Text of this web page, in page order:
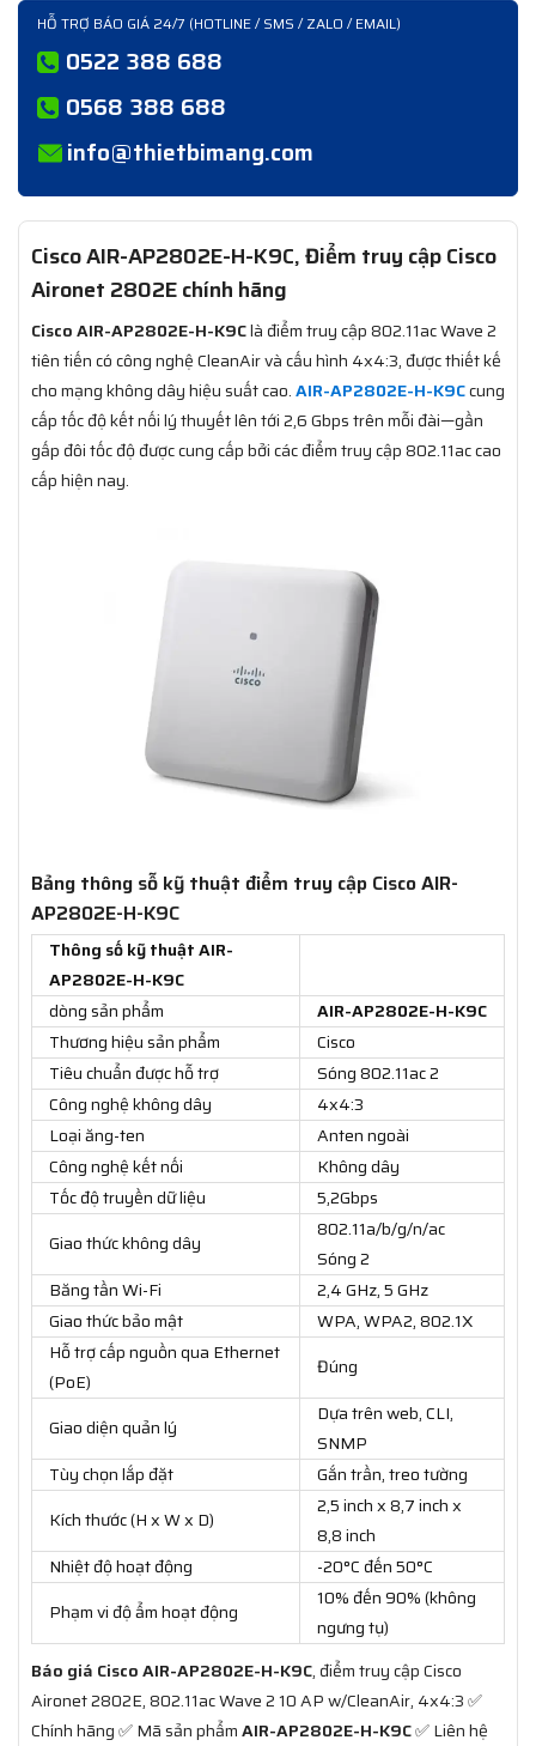
HỖ TRỢ BÁO GIÁ 24/7 (HOTLINE / SMS / ZALO / EMAIL)
0522 388 688
0568 388 688
info@thietbimang.com
Cisco AIR-AP2802E-H-K9C, Điểm truy cập Cisco
Aironet 2802E chính hãng
Cisco AIR-AP2802E-H-K9Clà điểm truy cập 802.11ac Wave 2
tiên tiến có công nghệ CleanAir và cấu hình 4x4:3, được thiết kế
cho mạng không dây hiệu suất cao.AIR-AP2802E-H-K9Ccung
cấp tốc độ kết nối lý thuyết lên tới 2,6 Gbps trên mỗi đài—gần
gấp đôi tốc độ được cung cấp bởi các điểm truy cập 802.11ac cao
cấp hiện nay.
Bảng thông sỗ kỹ thuật điểm truy cập Cisco AIR-
AP2802E-H-K9C
Thông số kỹ thuật AIR-
AP2802E-H-K9C
dòng sản phẩm
AIR-AP2802E-H-K9C
Thương hiệu sản phẩm
Cisco
Tiêu chuẩn được hỗ trợ
Sóng 802.11ac 2
Công nghệ không dây
4x4:3
Loại ăng-ten
Anten ngoài
Công nghệ kết nối
Không dây
Tốc độ truyền dữ liệu
5,2Gbps
Giao thức không dây
802.11a/b/g/n/ac
Sóng 2
Băng tần Wi-Fi
2,4 GHz, 5 GHz
Giao thức bảo mật
WPA, WPA2, 802.1X
Hỗ trợ cấp nguồn qua Ethernet
(PoE)
Đúng
Giao diện quản lý
Dựa trên web, CLI,
SNMP
Tùy chọn lắp đặt
Gắn trần, treo tường
Kích thước (H x W x D)
2,5 inch x 8,7 inch x
8,8 inch
Nhiệt độ hoạt động
-20°C đến 50°C
Phạm vi độ ẩm hoạt động
10% đến 90% (không
ngưng tụ)
Báo giá Cisco AIR-AP2802E-H-K9C, điểm truy cập Cisco
Aironet 2802E, 802.11ac Wave 2 10 AP w/CleanAir, 4x4:3 ✅
Chính hãng ✅ Mã sản phẩmAIR-AP2802E-H-K9C✅ Liên hệ